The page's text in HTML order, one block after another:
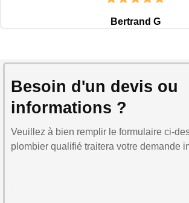
Bertrand G
Besoin d'un devis ou
informations ?
Veuillez à bien remplir le formulaire ci-
plombier qualifié traitera votre demande